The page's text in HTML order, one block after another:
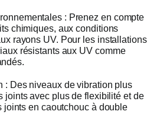
: Prenez en compte
chimiques, aux conditions
rayons UV. Pour les installations
résistants aux UV comme
: Des niveaux de vibration plus
joints avec plus de flexibilité et de
joints en caoutchouc à double